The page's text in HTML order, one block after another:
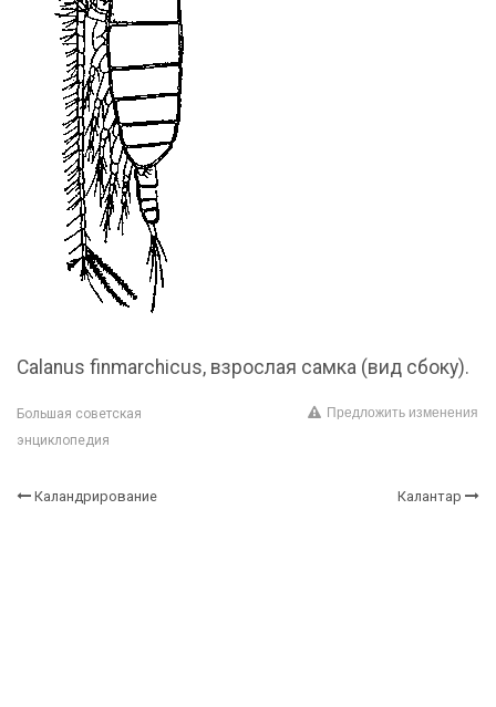
Calanus finmarchicus, взрослая самка (вид сбоку).
Большая советская
энциклопедия
Предложить изменения
Каландрирование Калантар